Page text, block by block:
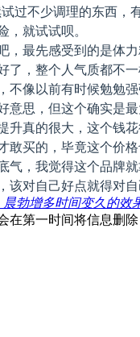
过不少调理的东西
就试试呗。
最先感受到的是体
，整个人气质都不一
像以前有时候勉勉
思，但这个确实是
真的很大，这个钱花
买的，毕竟这个
，我觉得这个品牌就
对自己好点就得对
晨勃增多时间变久的效
第一时间将信息删除